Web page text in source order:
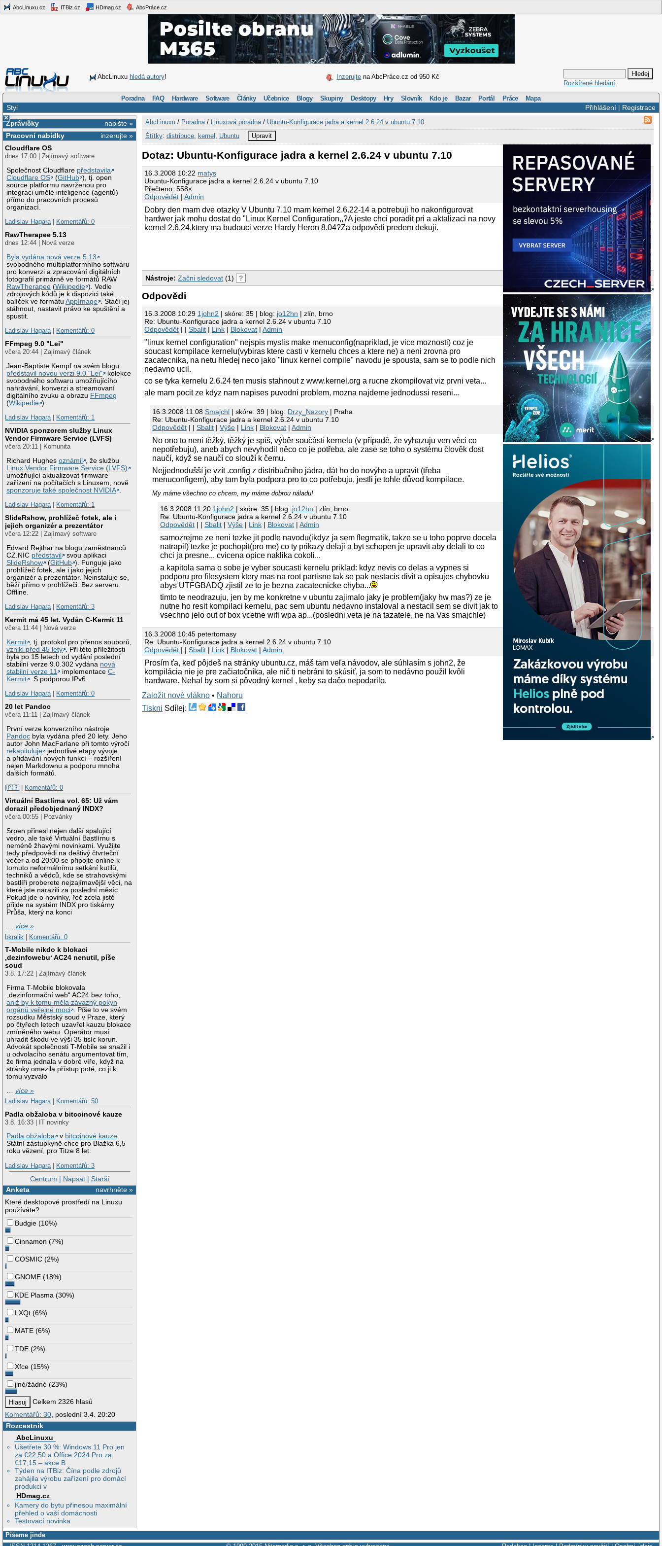
AbcLinuxu.cz ITBiz.cz HDmag.cz AbcPráce.cz
AbcLinuxu hledá autory! Inzerujte na AbcPráce.cz od 950 Kč
Rozšířené hledání
Poradna FAQ Hardware Software Články Učebnice Blogy Skupiny Desktopy Hry Slovník Kdo je Bazar Portál Práce Mapa
Přihlášení| Registrace
Styl
×
napište »
Zprávičky
inzerujte »
Pracovní nabídky
Cloudflare OS
dnes 17:00 | Zajímavý software
Společnost Cloudflare představila
Cloudflare OS
(GitHub ), tj. open
source platformu navrženou pro
integraci umělé inteligence (agentů)
přímo do pracovních procesů
organizací.
Ladislav Hagara| Komentářů: 0
RawTherapee 5.13
dnes 12:44 | Nová verze
Byla vydána nová verze 5.13
svobodného multiplatformního softwaru
pro konverzi a zpracování digitálních
fotografií primárně ve formátů RAW
RawTherapee (Wikipedie ). Vedle
zdrojových kódů je k dispozici také
balíček ve formátuAppImage
. Stačí jej
stáhnout, nastavit právo ke spuštění a
spustit.
Ladislav Hagara| Komentářů: 0
FFmpeg 9.0 "Lei"
včera 20:44 | Zajímavý článek
Jean-Baptiste Kempf na svém blogu
představil novou verzi 9.0 "Lei"
kolekce
svobodného softwaru umožňujícího
nahrávání, konverzi a streamovaní
digitálního zvuku a obrazu FFmpeg
(Wikipedie ).
Ladislav Hagara| Komentářů: 1
NVIDIA sponzorem služby Linux
Vendor Firmware Service (LVFS)
včera 20:11 | Komunita
Richard Hughesoznámil
, že službu
Linux Vendor Firmware Service (LVFS)
umožňující aktualizovat firmware
zařízení na počítačích s Linuxem, nově
sponzoruje také společnost NVIDIA
Ladislav Hagara| Komentářů: 1
SlideRshow, prohlížeč fotek, ale i
jejich organizér a prezentátor
včera 12:22 | Zajímavý software
Edvard Rejthar na blogu zaměstnanců
CZ.NIC představil
svou aplikaci
SlideRshow
(GitHub ). Funguje jako
prohlížeč fotek, ale i jako jejich
organizér a prezentátor. Neinstaluje se,
běží přímo v prohlížeči. Bez serveru.
Offline.
Ladislav Hagara| Komentářů: 3
Kermit má 45 let. Vydán C-Kermit 11
včera 11:44 | Nová verze
Kermit
, tj. protokol pro přenos souborů,
vznikl před 45 lety
. Při této příležitosti
byla po 15 letech od vydání poslední
stabilní verze 9.0.302 vydána nová
stabilní verze 11
implementaceC-
Kermit
. S podporou IPv6.
Ladislav Hagara| Komentářů: 0
20 let Pandoc
včera 11:11 | Zajímavý článek
První verze konverzního nástroje
Pandoc byla vydána před 20 lety. Jeho
autor John MacFarlane při tomto výročí
rekapituluje
jednotlivé etapy vývoje
a přidávání nových funkcí – rozšíření
nejen Markdownu a podporu mnoha
dalších formátů.
|🇵🇸
Komentářů: 0
Virtuální Bastlírna vol. 65: Už vám
dorazil předobjednaný INDX?
včera 00:55 | Pozvánky
Srpen přinesl nejen další spalující
vedro, ale také Virtuální Bastlírnu s
neméně žhavými novinkami. Využijte
tedy předpovědi na deštivý čtvrteční
večer a od 20:00 se připojte online k
tomuto neformálnímu setkání kutilů,
techniků a vědců, kde se strahovskými
bastlíři proberete nejzajímavější věci, na
které jste narazili za poslední měsíc.
Pokud jde o novinky, řeč zcela jistě
přijde na systém INDX pro tiskárny
Průša, který na konci
…více »
bkralik | Komentářů: 0
T-Mobile nikdo k blokaci
‚dezinfowebu‘ AC24 nenutil, píše
soud
3.8. 17:22 | Zajímavý článek
Firma T-Mobile blokovala
„dezinformační web“ AC24 bez toho,
aniž by k tomu měla závazný pokyn
orgánů veřejné moci
. Píše to ve svém
rozsudku Městský soud v Praze, který
po čtyřech letech uzavřel kauzu blokace
zmíněného webu. Operátor musí
uhradit škodu ve výši 35 tisíc korun.
Advokát společnosti T-Mobile se snažil i
u odvolacího senátu argumentovat tím,
že firma jednala v dobré víře, když na
stránky omezila přístup poté, co ji k
tomu vyzvalo
…více »
Ladislav Hagara| Komentářů: 50
Padla obžaloba v bitcoinové kauze
3.8. 16:33 | IT novinky
Padla obžaloba
v bitcoinové kauze.
Státní zástupkyně chce pro Blažka 6,5
roku vězení, pro Titze 8 let.
Ladislav Hagara| Komentářů: 3
Centrum | Napsat| Starší
navrhněte »
Anketa
Které desktopové prostředí na Linuxu
používáte?
Budgie (10%)
Cinnamon (7%)
COSMIC (2%)
GNOME (18%)
KDE Plasma (30%)
LXQt (6%)
MATE (6%)
TDE (2%)
Xfce (15%)
jiné/žádné (23%)
Celkem 2326 hlasů
Komentářů: 30 , poslední 3.4. 20:20
Rozcestník
AbcLinuxu
Ušetřete 30 %: Windows 11 Pro jen
za €22,50 a Office 2024 Pro za
€17,15 – akce B
Týden na ITBiz: Čína podle zdrojů
zahájila výrobu zařízení pro domácí
produkci v
HDmag.cz
Kamery do bytu přinesou maximální
přehled o vaší domácnosti
Testovací novinka
AbcLinuxu:/ Poradna/ Linuxová poradna/ Ubuntu-Konfigurace jadra a kernel 2.6.24 v ubuntu 7.10
Štítky: distribuce, kernel Ubuntu Upravit
Dotaz: Ubuntu-Konfigurace jadra a kernel 2.6.24 v ubuntu 7.10
16.3.2008 10:22 matys
Ubuntu-Konfigurace jadra a kernel 2.6.24 v ubuntu 7.10
Přečteno: 558×
Odpovědět |Admin
Dobry den mam dve otazky V Ubuntu 7.10 mam kernel 2.6.22-14 a potrebuji ho nakonfigurovat
hardwer jak mohu dostat do "Linux Kernel Configuration,,?A jeste chci poradit pri a aktalizaci na novy
kernel 2.6.24,ktery ma budouci verze Hardy Heron 8.04?Za odpovědi predem dekuji.
Nástroje: Začni sledovat (1) ?
Odpovědi
16.3.2008 10:29 1john2 | skóre: 35 | blog: jo12hn | zlín, brno
Re: Ubuntu-Konfigurace jadra a kernel 2.6.24 v ubuntu 7.10
Odpovědět | |Sbalit | Link | Blokovat |Admin
"linux kernel configuration" nejspis myslis make menuconfig(napriklad, je vice moznosti) coz je
soucast kompilace kernelu(vybiras ktere casti v kernelu chces a ktere ne) a neni zrovna pro
zacatecnika, na netu hledej neco jako "linux kernel compile" navodu je spousta, sam se to podle nich
nedavno ucil.
co se tyka kernelu 2.6.24 ten musis stahnout z www.kernel.org a rucne zkompilovat viz prvni veta...
ale mam pocit ze kdyz nam napises puvodni problem, mozna najdeme jednodussi reseni...
16.3.2008 11:08Smajchl | skóre: 39 | blog: Drzy_Nazory | Praha
Re: Ubuntu-Konfigurace jadra a kernel 2.6.24 v ubuntu 7.10
Odpovědět | |Sbalit |Výše | Link | Blokovat |Admin
No ono to neni těžký, těžký je spíš, výběr součástí kernelu (v případě, že vyhazuju ven věci co
nepotřebuju), aneb abych nevyhodil něco co je potřeba, ale zase se toho o systému člověk dost
naučí, když se naučí co slouží k čemu.
Nejjednodušší je vzít .config z distribučního jádra, dát ho do novýho a upravit (třeba
menuconfigem), aby tam byla podpora pro to co potřebuju, jestli je tohle důvod kompilace.
My máme všechno co chcem, my máme dobrou náladu!
16.3.2008 11:20 1john2 | skóre: 35 | blog: jo12hn | zlín, brno
Re: Ubuntu-Konfigurace jadra a kernel 2.6.24 v ubuntu 7.10
Odpovědět | |Sbalit |Výše | Link | Blokovat |Admin
samozrejme ze neni tezke jit podle navodu(ikdyz ja sem flegmatik, takze se u toho poprve docela
natrapil) tezke je pochopit(pro me) co ty prikazy delaji a byt schopen je upravit aby delali to co
chci ja presne... cvicena opice naklika cokoli...
a kapitola sama o sobe je vyber soucasti kernelu priklad: kdyz nevis co delas a vypnes si
podporu pro filesystem ktery mas na root partisne tak se pak nestacis divit a opisujes chybovku
abys UTFGBADQ zjistil ze to je bezna zacatecnicke chyba...
timto te neodrazuju, jen by me konkretne v ubuntu zajimalo jaky je problem(jaky hw mas?) ze je
nutne ho resit kompilaci kernelu, pac sem ubuntu nedavno instaloval a nestacil sem se divit jak to
vsechno jelo out of box vcetne wifi wpa ap...(posledni veta je na tazatele, ne na Vas smajchle)
16.3.2008 10:45 petertomasy
Re: Ubuntu-Konfigurace jadra a kernel 2.6.24 v ubuntu 7.10
Odpovědět | |Sbalit | Link | Blokovat |Admin
Prosím ťa, keď pôjdeš na stránky ubuntu.cz, máš tam veľa návodov, ale súhlasím s john2, že
kompilácia nie je pre začiatočníka, ale nič ti nebráni to skúsiť, ja som to nedávno použil kvôli
hardware. Nehal by som si pôvodný kernel , keby sa dačo nepodarilo.
Založit nové vlákno • Nahoru
Tiskni Sdílej:
Píšeme jinde